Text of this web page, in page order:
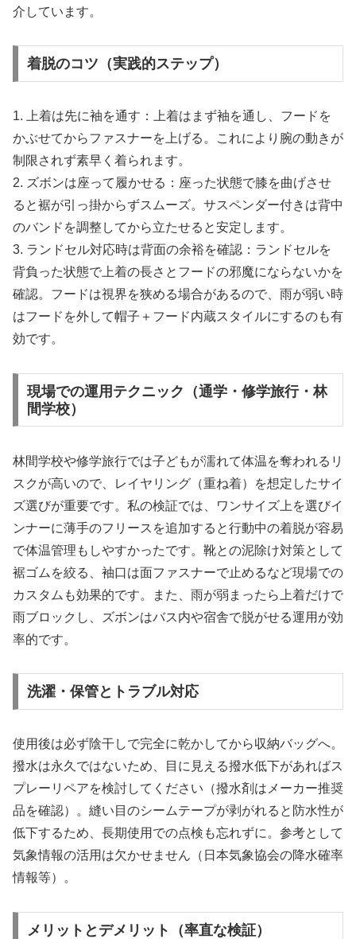
介しています。
着脱のコツ（実践的ステップ）
1. 上着は先に袖を通す：上着はまず袖を通し、フードを
かぶせてからファスナーを上げる。これにより腕の動きが
制限されず素早く着られます。
2. ズボンは座って履かせる：座った状態で膝を曲げさせ
ると裾が引っ掛からずスムーズ。サスペンダー付きは背中
のバンドを調整してから立たせると安定します。
3. ランドセル対応時は背面の余裕を確認：ランドセルを
背負った状態で上着の長さとフードの邪魔にならないかを
確認。フードは視界を狭める場合があるので、雨が弱い時
はフードを外して帽子＋フード内蔵スタイルにするのも有
効です。
現場での運用テクニック（通学・修学旅行・林
間学校）
林間学校や修学旅行では子どもが濡れて体温を奪われるリ
スクが高いので、レイヤリング（重ね着）を想定したサイ
ズ選びが重要です。私の検証では、ワンサイズ上を選びイ
ンナーに薄手のフリースを追加すると行動中の着脱が容易
で体温管理もしやすかったです。靴との泥除け対策として
裾ゴムを絞る、袖口は面ファスナーで止めるなど現場での
カスタムも効果的です。また、雨が弱まったら上着だけで
雨ブロックし、ズボンはバス内や宿舎で脱がせる運用が効
率的です。
洗濯・保管とトラブル対応
使用後は必ず陰干しで完全に乾かしてから収納バッグへ。
撥水は永久ではないため、目に見える撥水低下があればス
プレーリペアを検討してください（撥水剤はメーカー推奨
品を確認）。縫い目のシームテープが剥がれると防水性が
低下するため、長期使用での点検も忘れずに。参考として
気象情報の活用は欠かせません（日本気象協会の降水確率
情報等）。
メリットとデメリット（率直な検証）